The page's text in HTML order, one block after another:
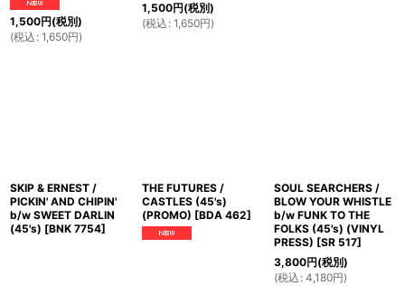
1,500円(税別)
(税込 : 1,650円)
1,500円(税別)
(税込 : 1,650円)
SKIP & ERNEST /
PICKIN' AND CHIPIN'
b/w SWEET DARLIN
(45's) [BNK 7754]
THE FUTURES /
CASTLES (45's)
(PROMO) [BDA 462]
SOUL SEARCHERS /
BLOW YOUR WHISTLE
b/w FUNK TO THE
FOLKS (45's) (VINYL
PRESS) [SR 517]
3,800円(税別)
(税込 : 4,180円)